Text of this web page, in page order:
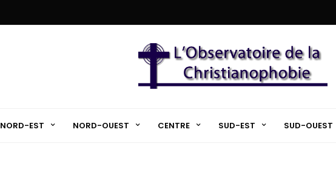
NORD-EST NORD-OUEST CENTRE SUD-EST SUD-OUEST